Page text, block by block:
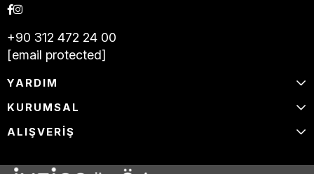
+90 312 472 24 00
[email protected]
YARDIM
KURUMSAL
ALIŞVERİŞ